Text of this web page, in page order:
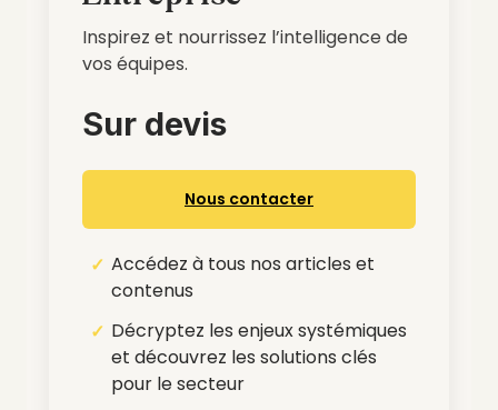
Inspirez et nourrissez l’intelligence de
vos équipes.
Sur devis
Nous contacter
Accédez à tous nos articles et
contenus
Décryptez les enjeux systémiques
et découvrez les solutions clés
pour le secteur